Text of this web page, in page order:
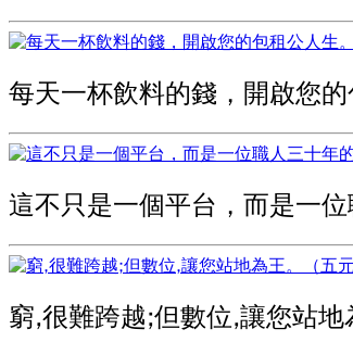
每天一杯飲料的錢，開啟您的
這不只是一個平台，而是一位
窮,很難跨越;但數位,讓您站地